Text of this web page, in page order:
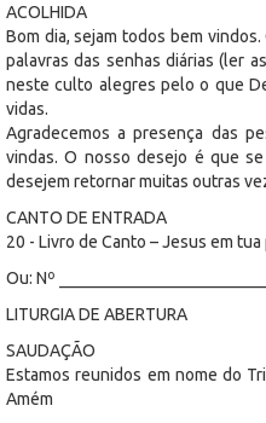
ACOLHIDA
Bom dia, sejam todos bem
palavras das senhas diárias (ler
neste culto alegres pelo o que
vidas.
Agradecemos a presença das
vindas. O nosso desejo é que
desejem retornar muitas outras
CANTO DE ENTRADA
20 - Livro de Canto – Jesus em
Ou: Nº
LITURGIA DE ABERTURA
SAUDAÇÃO
Estamos reunidos em nome do
Amém